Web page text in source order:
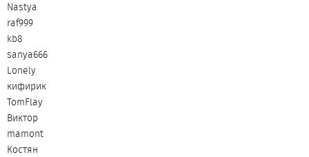
Nastya
raf999
kb8
sanya666
Lonely
кифирик
TomFlay
Виктор
mamont
Костян